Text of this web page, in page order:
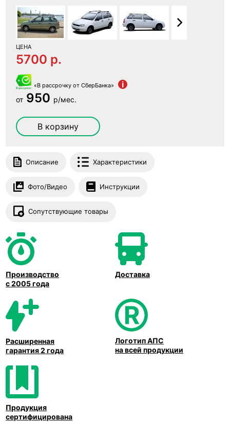
ЦЕНА
5700 p.
«В рассрочку от СберБанка» i
от 950 р/мес.
В корзину
Описание Характеристики
Фото/Видео Инструкции
Сопутствующие товары
Производство
с 2005 года
Доставка
Расширенная
гарантия 2 года
Логотип АПС
на всей продукции
Продукция
сертифицирована